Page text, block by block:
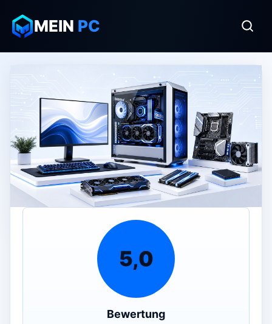
MEIN PC
5,0
Bewertung